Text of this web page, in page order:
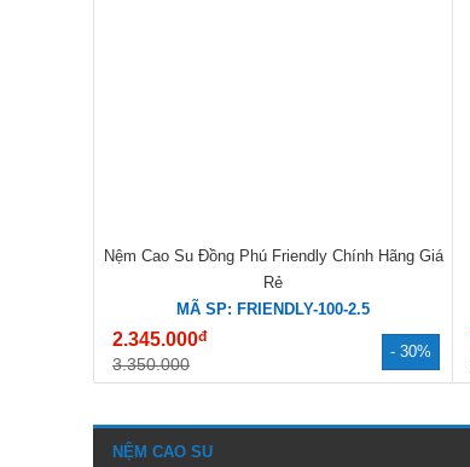
Nệm Cao Su Đồng Phú Friendly Chính Hãng Giá
MÃ SP: FRIENDLY-100-2.5
2.345.000đ